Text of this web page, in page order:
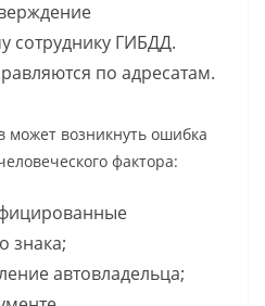
сотруднику ГИБДД.
по адресатам.
может возникнуть ошибка
фактора:
знака;
автовладельца;